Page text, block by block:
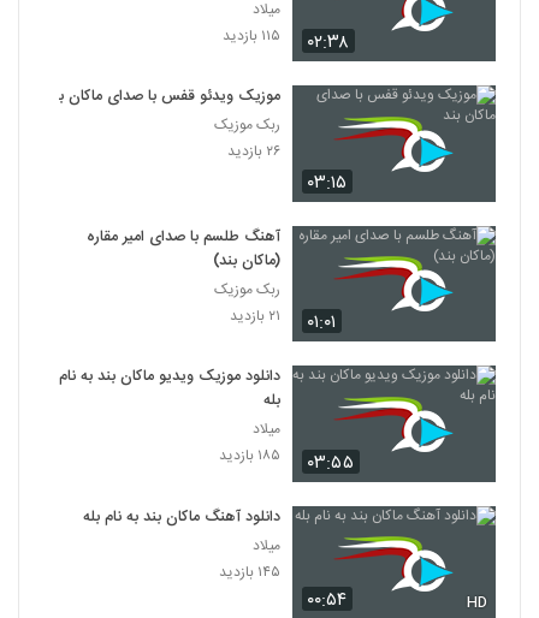
۰۲:۳۸
میلاد
۱۱۵ بازدید
۰۳:۱۵
موزیک ویدئو قفس با صدای ماکان بند
ربک موزیک
۲۶ بازدید
۰۱:۰۱
آهنگ طلسم با صدای امیر مقاره
(ماکان بند)
ربک موزیک
۲۱ بازدید
۰۳:۵۵
دانلود موزیک ویدیو ماکان بند به نام
بله
میلاد
۱۸۵ بازدید
۰۰:۵۴ HD
دانلود آهنگ ماکان بند به نام بله
میلاد
۱۴۵ بازدید